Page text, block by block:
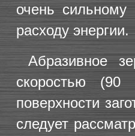
очень
расходу энергии.
Абразивное
скоростью
поверхности
следует